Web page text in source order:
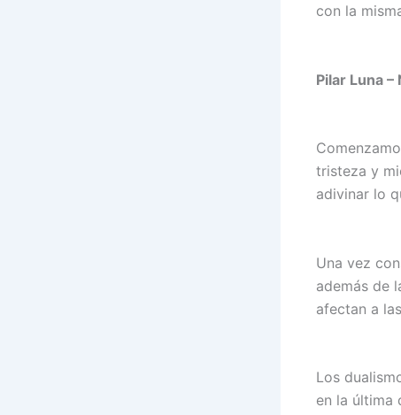
con la
Pilar Luna
tristeza y
adivinar lo
Una vez
además de
afectan a
Los
en la última